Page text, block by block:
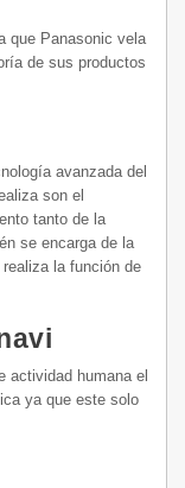
que Panasonic vela
de sus productos
avanzada del
son el
tanto de la
se encarga de la
la función de
actividad humana el
ya que este solo